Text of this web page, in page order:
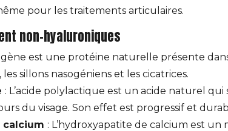
pour les traitements articulaires.
non-hyaluroniques
est une protéine naturelle présente
sillons nasogéniens et les cicatrices.
: L’acide polylactique est un acide naturel
du visage. Son effet est progressif et
calcium : L’hydroxyapatite de calcium est